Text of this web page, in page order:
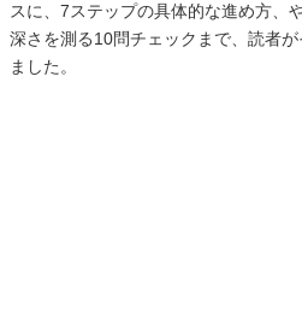
スに、7ステップの具体的な進め方、
深さを測る10問チェックまで、読者
ました。